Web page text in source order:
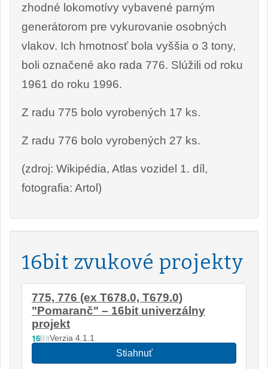
zhodné lokomotívy vybavené parným
generátorom pre vykurovanie osobných
vlakov. Ich hmotnosť bola vyššia o 3 tony,
boli označené ako rada 776. Slúžili od roku
1961 do roku 1996.
Z radu 775 bolo vyrobených 17 ks.
Z radu 776 bolo vyrobených 27 ks.
(zdroj: Wikipédia, Atlas vozidel 1. díl,
fotografia: Artol)
16bit zvukové projekty
775, 776 (ex T678.0, T679.0)
"Pomaranč" – 16bit univerzálny
projekt
16BitVerzia 4.1.1
Stiahnuť